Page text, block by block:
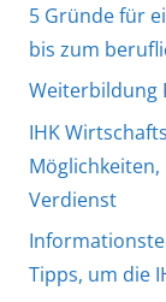
5 Gründe für
bis zum
Weiterbildung
IHK
Verdienst
Tipps, um die